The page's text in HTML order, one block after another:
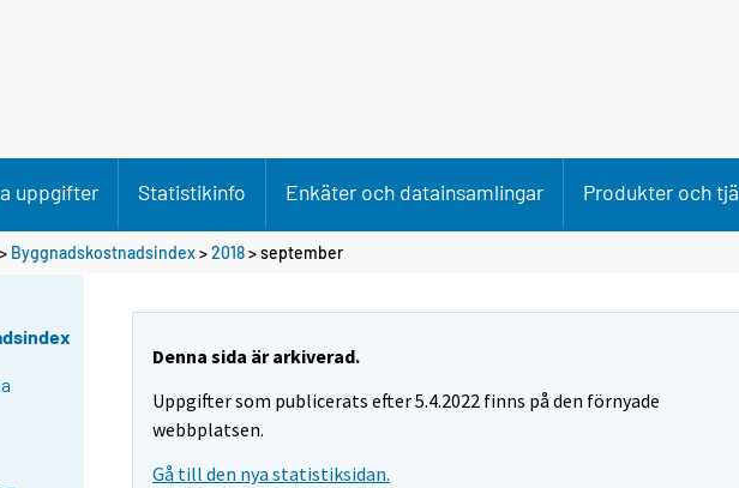
uppgifter Statistikinfo Enkäter och datainsamlingar Produkter och tjä
> Byggnadskostnadsindex>2018>september
Denna sida är arkiverad.
Uppgifter som publicerats efter 5.4.2022 finns på den förnyade
webbplatsen.
Gå till den nya statistiksidan.